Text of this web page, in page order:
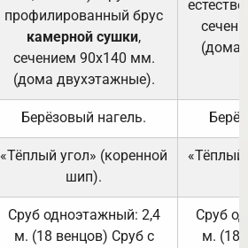
профилированный брус
камерной сушки,
сечением 90х140 мм.
(дома двухэтажные).
(дома
Берёзовый нагель.
«Тёплый угол» (коренной
шип).
«Тёплый
Сруб одноэтажный: 2,4
м. (18 венцов) Сруб с
Сруб
м. (18